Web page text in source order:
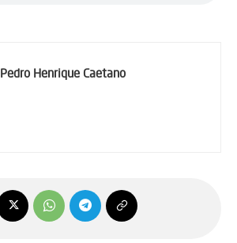
Pedro Henrique Caetano